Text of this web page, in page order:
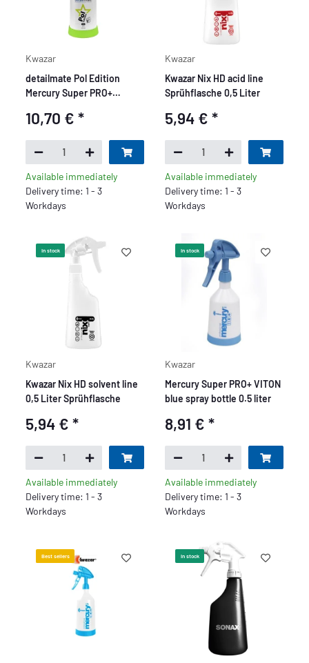
Kwazar
detailmate Pol Edition
Mercury Super PRO+
perfektioniert für Koch
10,70 €*
Available immediately
Delivery time: 1 - 3
Workdays
Kwazar
Kwazar Nix HD acid line
Sprühflasche 0,5 Liter
5,94 € *
Available immediately
Delivery time: 1 - 3
Workdays
In stock
Kwazar
Kwazar Nix HD solvent line
0,5 Liter Sprühflasche
5,94 €*
Available immediately
Delivery time: 1 - 3
Workdays
In stock
Kwazar
Mercury Super PRO+ VITON
blue spray bottle 0.5 liter
8,91 € *
Available immediately
Delivery time: 1 - 3
Workdays
Best sellers In stock